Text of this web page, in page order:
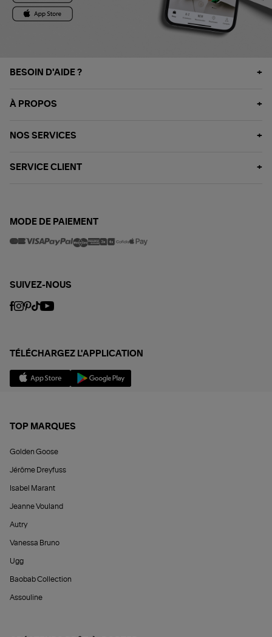
BESOIN D'AIDE ?
À PROPOS
NOS SERVICES
SERVICE CLIENT
MODE DE PAIEMENT
SUIVEZ-NOUS
TÉLÉCHARGEZ L'APPLICATION
TOP MARQUES
Golden Goose
Jérôme Dreyfuss
Isabel Marant
Jeanne Vouland
Autry
Vanessa Bruno
Ugg
Baobab Collection
Assouline